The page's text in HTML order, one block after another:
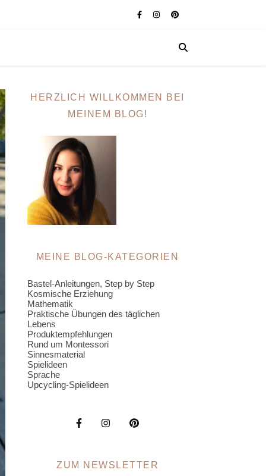
HERZLICH WILLKOMMEN BEI
MEINEM BLOG!
MEINE BLOG-KATEGORIEN
Bastel-Anleitungen, Step by Step
Kosmische Erziehung
Mathematik
Praktische Übungen des täglichen
Lebens
Produktempfehlungen
Rund um Montessori
Sinnesmaterial
Spielideen
Sprache
Upcycling-Spielideen
ZUM NEWSLETTER